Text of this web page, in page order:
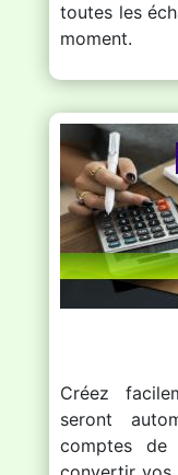
toutes les
moment.
Créez
seront
comptes